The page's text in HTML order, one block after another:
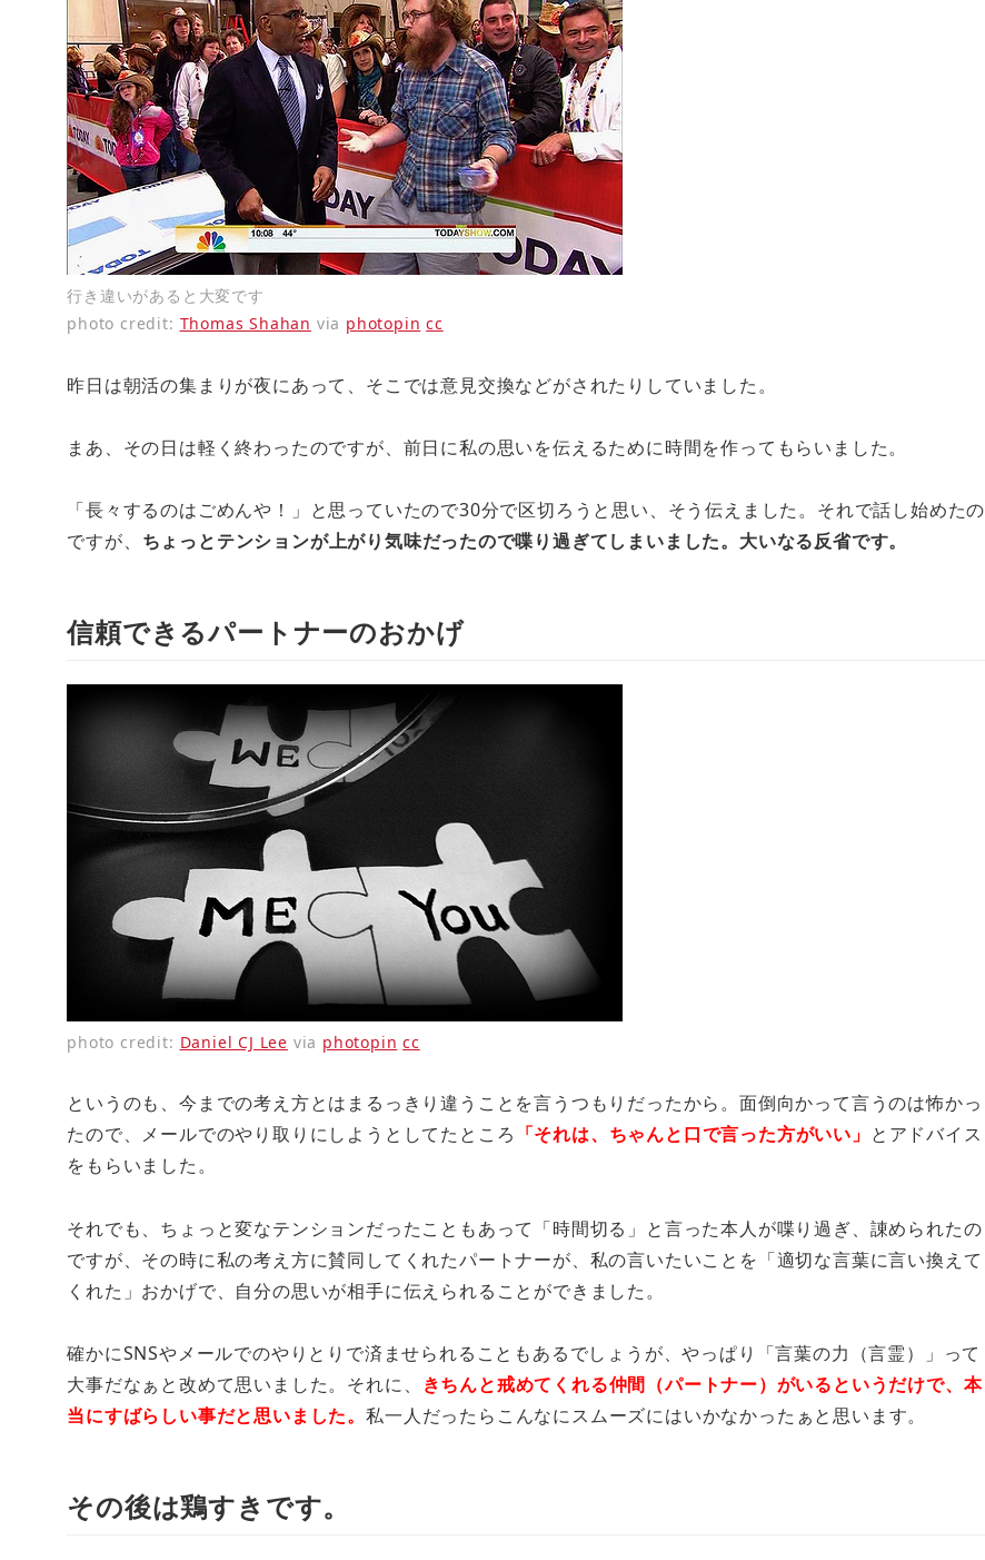
行き違いがあると大変です
photo credit: Thomas Shahan via photopin cc
昨日は朝活の集まりが夜にあって、そこでは意見交換などがされたりしていました。
まあ、その日は軽く終わったのですが、前日に私の思いを伝えるために時間を作ってもらいました。
「長々するのはごめんや！」と思っていたので30分で区切ろうと思い、そう伝えました。それで話し始めたの
ですが、 ちょっとテンションが上がり気味だったので喋り過ぎてしまいました。大いなる反省です。
信頼できるパートナーのおかげ
photo credit: Daniel CJ Lee via photopin cc
というのも、今までの考え方とはまるっきり違うことを言うつもりだったから。面倒向かって言うのは怖かっ
たので、メールでのやり取りにしようとしてたところ 「それは、ちゃんと口で言った方がいい」 とアドバイス
をもらいました。
それでも、ちょっと変なテンションだったこともあって「時間切る」と言った本人が喋り過ぎ、諌められたの
ですが、その時に私の考え方に賛同してくれたパートナーが、私の言いたいことを「適切な言葉に言い換えて
くれた」おかげで、自分の思いが相手に伝えられることができました。
確かにSNSやメールでのやりとりで済ませられることもあるでしょうが、やっぱり「言葉の力（言霊）」って
大事だなぁと改めて思いました。それに、
きちんと戒めてくれる仲間（パートナー）がいるというだけで、本
当にすばらしい事だと思いました。私一人だったらこんなにスムーズにはいかなかったぁと思います。
その後は鶏すきです。